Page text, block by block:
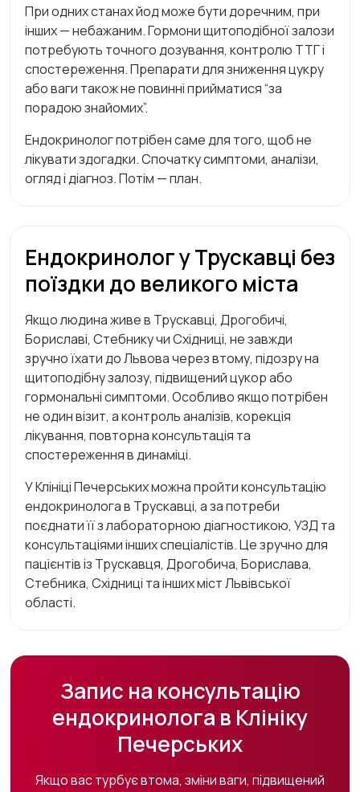
При одних станах йод може бути доречним, при
інших — небажаним. Гормони щитоподібної залози
потребують точного дозування, контролю ТТГ і
спостереження. Препарати для зниження цукру
або ваги також не повинні прийматися “за
порадою знайомих”.
Ендокринолог потрібен саме для того, щоб не
лікувати здогадки. Спочатку симптоми, аналізи,
огляд і діагноз. Потім — план.
Ендокринолог у Трускавці без
поїздки до великого міста
Якщо людина живе в Трускавці, Дрогобичі,
Бориславі, Стебнику чи Східниці, не завжди
зручно їхати до Львова через втому, підозру на
щитоподібну залозу, підвищений цукор або
гормональні симптоми. Особливо якщо потрібен
не один візит, а контроль аналізів, корекція
лікування, повторна консультація та
спостереження в динаміці.
У Клініці Печерських можна пройти консультацію
ендокринолога в Трускавці, а за потреби
поєднати її з лабораторною діагностикою, УЗД та
консультаціями інших спеціалістів. Це зручно для
пацієнтів із Трускавця, Дрогобича, Борислава,
Стебника, Східниці та інших міст Львівської
області.
Запис на консультацію
ендокринолога в Клініку
Печерських
Якщо вас турбує втома, зміни ваги, підвищений